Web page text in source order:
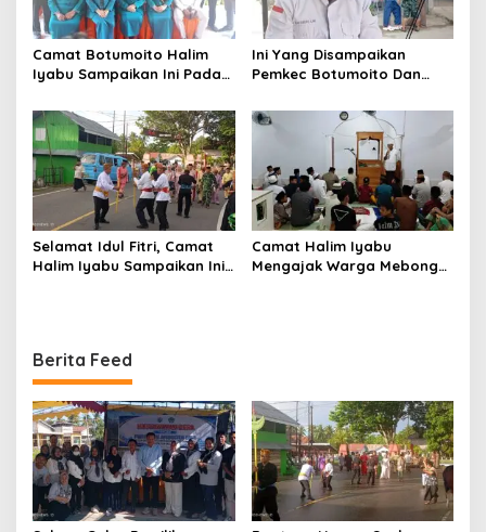
Camat Botumoito Halim
Iyabu Sampaikan Ini Pada
Botumoito
Ini Yang Disampaikan
Pemkec Botumoito Dan
Terhadap TMMD
Selamat Idul Fitri, Camat
Halim Iyabu Sampaikan Ini
Camat Halim Iyabu
Mengajak Warga Mebongo
Berita Feed